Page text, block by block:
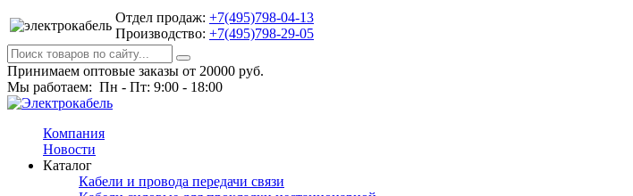
Отдел продаж: +7(495)798-04-13
Производство: +7(495)798-29-05
Принимаем оптовые заказы от 20000 руб.
Мы работаем: Пн - Пт: 9:00 - 18:00
Компания
Новости
Каталог
Кабели и провода передачи связи